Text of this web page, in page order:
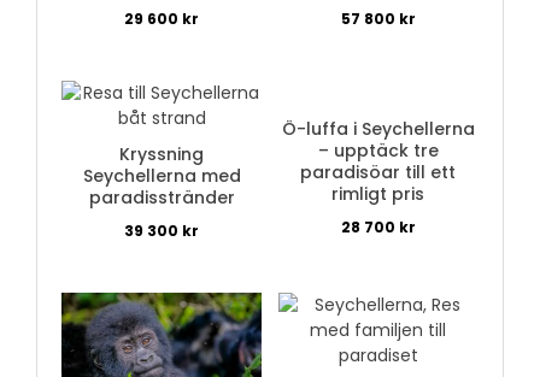
29 600 kr 57 800 kr
Kryssning
Seychellerna med
paradisstränder
39 300 kr
Ö-luffa i Seychellerna
– upptäck tre
paradisöar till ett
rimligt pris
28 700 kr